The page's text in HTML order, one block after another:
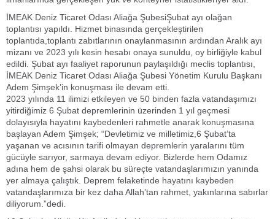
İMEAK Deniz Ticaret Odası Aliağa ŞubesiŞubat ayı olağan
toplantısı yapıldı. Hizmet binasında gerçekleştirilen
toplantıda,toplantı zabıtlarının onaylanmasının ardından Aralık ayı
mizanı ve 2023 yılı kesin hesabı onaya sunuldu, oy birliğiyle kabul
edildi. Şubat ayı faaliyet raporunun paylaşıldığı meclis toplantısı,
İMEAK Deniz Ticaret Odası Aliağa Şubesi Yönetim Kurulu Başkanı
Adem Şimşek’in konuşması ile devam etti.
2023 yılında 11 ilimizi etkileyen ve 50 binden fazla vatandaşımızı
yitirdiğimiz 6 Şubat depremlerinin üzerinden 1 yıl geçmesi
dolayısıyla hayatını kaybedenleri rahmetle anarak konuşmasına
başlayan Adem Şimşek; “Devletimiz ve milletimiz,6 Şubat’ta
yaşanan ve acısının tarifi olmayan depremlerin yaralarını tüm
gücüyle sarıyor, sarmaya devam ediyor. Bizlerde hem Odamız
adına hem de şahsi olarak bu süreçte vatandaşlarımızın yanında
yer almaya çalıştık. Deprem felaketinde hayatını kaybeden
vatandaşlarımıza bir kez daha Allah’tan rahmet, yakınlarına sabırlar
diliyorum.”dedi.